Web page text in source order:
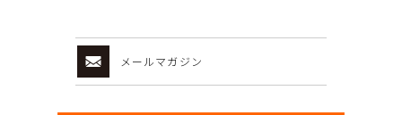
メールマガジン